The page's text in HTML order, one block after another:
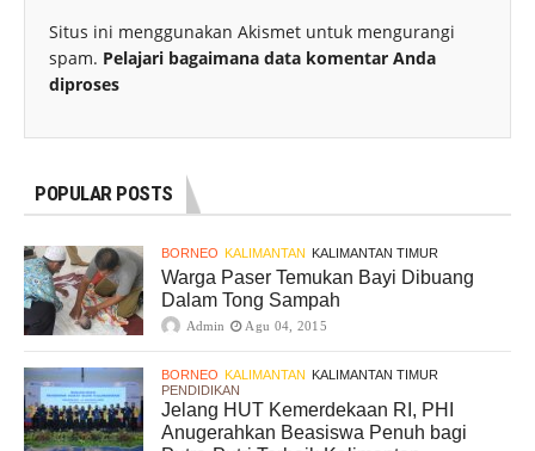
Situs ini menggunakan Akismet untuk mengurangi
spam. Pelajari bagaimana data komentar Anda
diproses
POPULAR POSTS
BORNEO KALIMANTAN KALIMANTAN TIMUR
Warga Paser Temukan Bayi Dibuang
Dalam Tong Sampah
Admin Agu 04, 2015
BORNEO KALIMANTAN KALIMANTAN TIMUR
PENDIDIKAN
Jelang HUT Kemerdekaan RI, PHI
Anugerahkan Beasiswa Penuh bagi